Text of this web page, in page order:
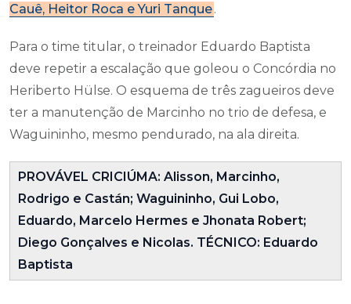
Cauê, Heitor Roca e Yuri Tanque.
Para o time titular, o treinador Eduardo Baptista
deve repetir a escalação que goleou o Concórdia no
Heriberto Hülse. O esquema de três zagueiros deve
ter a manutenção de Marcinho no trio de defesa, e
Waguininho, mesmo pendurado, na ala direita.
PROVÁVEL CRICIÚMA: Alisson, Marcinho,
Rodrigo e Castán; Waguininho, Gui Lobo,
Eduardo, Marcelo Hermes e Jhonata Robert;
Diego Gonçalves e Nicolas. TÉCNICO: Eduardo
Baptista